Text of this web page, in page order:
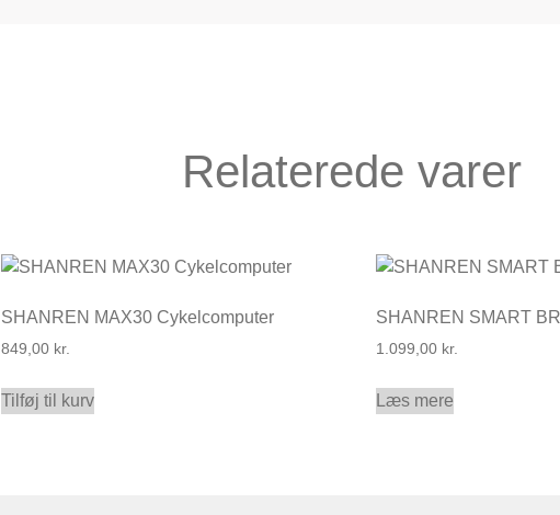
Relaterede varer
SHANREN MAX30 Cykelcomputer
849,00 kr.
Tilføj til kurv
SHANREN SMART
1.099,00 kr.
Læs mere